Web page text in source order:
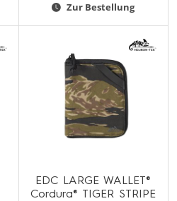
Zur Bestellung
EDC LARGE WALLET®
Cordura® TIGER STRIPE